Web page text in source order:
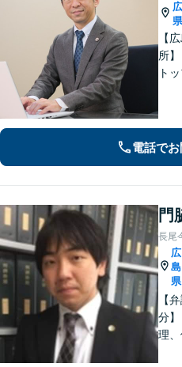
県
【
所
ト
遺言
電話で
門
長尾
広
島
県
【
分
理、